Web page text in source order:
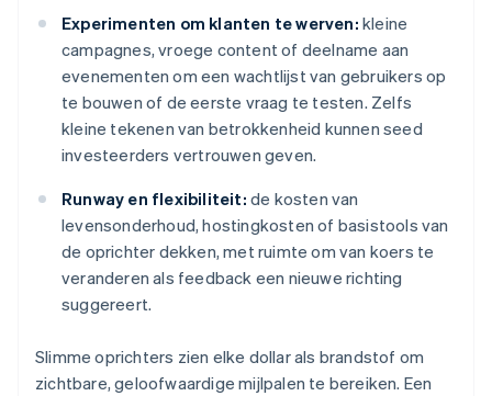
Experimenten om klanten te werven: kleine
campagnes, vroege content of deelname aan
evenementen om een wachtlijst van gebruikers op
te bouwen of de eerste vraag te testen. Zelfs
kleine tekenen van betrokkenheid kunnen seed
investeerders vertrouwen geven.
Runway en flexibiliteit: de kosten van
levensonderhoud, hostingkosten of basistools van
de oprichter dekken, met ruimte om van koers te
veranderen als feedback een nieuwe richting
suggereert.
Slimme oprichters zien elke dollar als brandstof om
zichtbare, geloofwaardige mijlpalen te bereiken. Een